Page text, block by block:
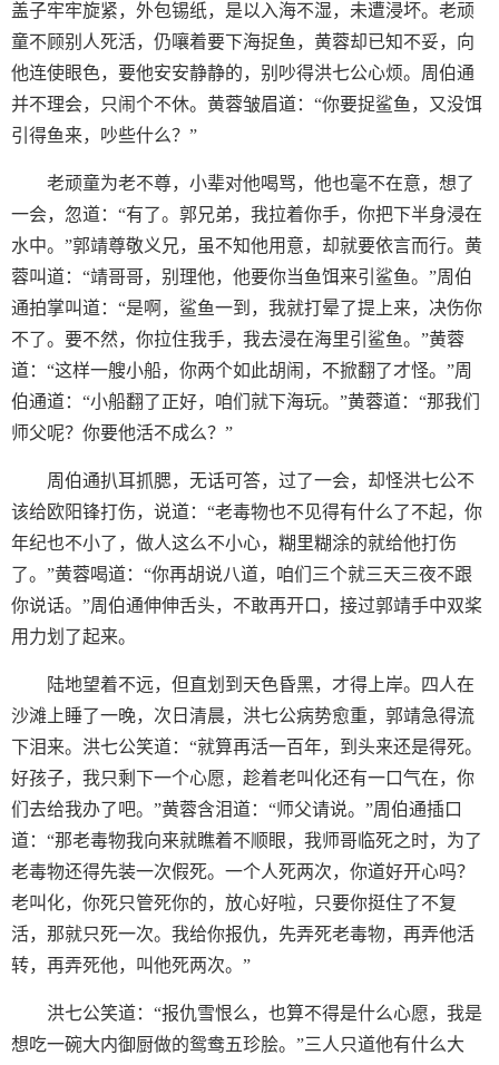
盖子牢牢旋紧，外包锡纸，是以入海不湿，未遭浸坏。老顽
童不顾别人死活，仍嚷着要下海捉鱼，黄蓉却已知不妥，向
他连使眼色，要他安安静静的，别吵得洪七公心烦。周伯通
并不理会，只闹个不休。黄蓉皱眉道：“你要捉鲨鱼，又没饵
引得鱼来，吵些什么？”
老顽童为老不尊，小辈对他喝骂，他也毫不在意，想了
一会，忽道：“有了。郭兄弟，我拉着你手，你把下半身浸在
水中。”郭靖尊敬义兄，虽不知他用意，却就要依言而行。黄
蓉叫道：“靖哥哥，别理他，他要你当鱼饵来引鲨鱼。”周伯
通拍掌叫道：“是啊，鲨鱼一到，我就打晕了提上来，决伤你
不了。要不然，你拉住我手，我去浸在海里引鲨鱼。”黄蓉
道：“这样一艘小船，你两个如此胡闹，不掀翻了才怪。”周
伯通道：“小船翻了正好，咱们就下海玩。”黄蓉道：“那我们
师父呢？你要他活不成么？”
周伯通扒耳抓腮，无话可答，过了一会，却怪洪七公不
该给欧阳锋打伤，说道：“老毒物也不见得有什么了不起，你
年纪也不小了，做人这么不小心，糊里糊涂的就给他打伤
了。”黄蓉喝道：“你再胡说八道，咱们三个就三天三夜不跟
你说话。”周伯通伸伸舌头，不敢再开口，接过郭靖手中双桨
用力划了起来。
陆地望着不远，但直划到天色昏黑，才得上岸。四人在
沙滩上睡了一晚，次日清晨，洪七公病势愈重，郭靖急得流
下泪来。洪七公笑道：“就算再活一百年，到头来还是得死。
好孩子，我只剩下一个心愿，趁着老叫化还有一口气在，你
们去给我办了吧。”黄蓉含泪道：“师父请说。”周伯通插口
道：“那老毒物我向来就瞧着不顺眼，我师哥临死之时，为了
老毒物还得先装一次假死。一个人死两次，你道好开心吗？
老叫化，你死只管死你的，放心好啦，只要你挺住了不复
活，那就只死一次。我给你报仇，先弄死老毒物，再弄他活
转，再弄死他，叫他死两次。”
洪七公笑道：“报仇雪恨么，也算不得是什么心愿，我是
想吃一碗大内御厨做的鸳鸯五珍脍。”三人只道他有什么大